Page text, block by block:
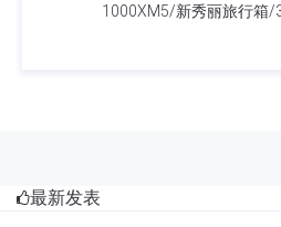
1000XM5/新秀丽旅行箱/
最新发表